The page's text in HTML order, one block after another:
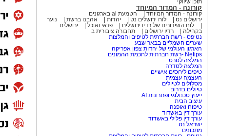
תוכן שיווקי
קורונה - המדור המיוחד
קורונה - המדור המיוחד
הטמעת ai בארגונים
ירושלים נט
לוח ירושלים נט יהדות אהבנו ברשת
נוער
לוח השידורים של רדיו ירושלים
פנאי ואוכל
ירושלים
בקהילה
רדיו ירושלים
תחבורה ציבורית ב
נטיפס - רשת חברתית לטיפים והמלצות
שערים חשמליים בבאר שבע
הארגון העולמי של יהדות צפון אפריקה
Netips -רשת חברתית לחכמת ההמונים
המלצה לסרט
המלצה לסדרה
טיפים ליחסים אישיים
העצמה עצמית
מסלולים לטיולים
טיולים בדרום
ייעוץ טכנולוגי ופתרונות AI
עיצוב הבית
טיפוח ואופנה
עורך דין באשדוד
עורך דין פלילי באשדוד
ישראל נט
מתכונים